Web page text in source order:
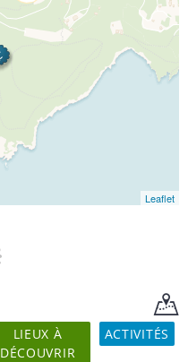
Leaflet
LIEUX À
DÉCOUVRIR
ACTIVITÉS